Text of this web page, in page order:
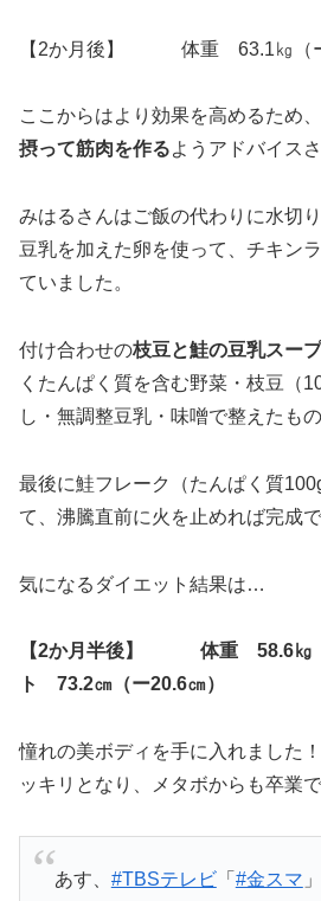
【2か月後】 体重 63.1㎏（ー
ここからはより効果を高めるため、
摂って筋肉を作るようアドバイス
みはるさんはご飯の代わりに水切
豆乳を加えた卵を使って、チキン
ていました。
付け合わせの枝豆と鮭の豆乳スープ
くたんぱく質を含む野菜・枝豆（
し・無調整豆乳・味噌で整えたもの
最後に鮭フレーク（たんぱく質
て、沸騰直前に火を止めれば完成で
気になるダイエット結果は…
【2か月半後】 体重 58.6㎏
ト 73.2㎝（ー20.6㎝）
憧れの美ボディを手に入れました
ッキリとなり、メタボからも卒業で
あす、 #TBSテレビ「 #金スマ